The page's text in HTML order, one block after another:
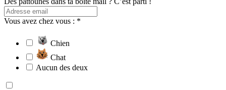
Vous avez chez vous : *
Chien
Chat
Aucun des deux